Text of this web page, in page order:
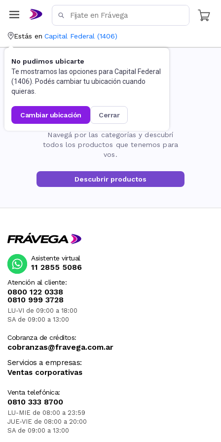
Estás en Capital Federal (1406)
No pudimos ubicarte
Te mostramos las opciones para Capital Federal
(1406). Podés cambiar tu ubicación cuando
quieras.
cambiar ubicación cerrar
La página no existe
Navegá por las categorías y descubrí
todos los productos que tenemos para
vos.
Descubrir productos
Atención al cliente:
0800 122 0338
0810 999 3728
LU-VI de 09:00 a 18:00
SA de 09:00 a 13:00
Cobranza de créditos:
cobranzas@fravega.com.ar
Servicios a empresas:
Ventas corporativas
Venta telefónica:
0810 333 8700
LU-MIE de 08:00 a 23:59
JUE-VIE de 08:00 a 20:00
SA de 09:00 a 13:00
Asistente virtual
11 2855 5086